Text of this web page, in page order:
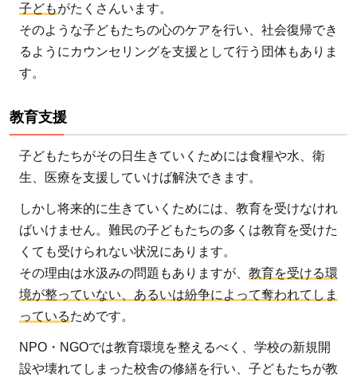
子どもがたくさんいます。
そのような子どもたちの心のケアを行い、社会復帰でき
るようにカウンセリングを支援として行う団体もありま
す。
教育支援
子どもたちがその日生きていくためには食糧や水、衛
生、医療を支援していけば解決できます。
しかし将来的に生きていくためには、教育を受けなけれ
ばいけません。難民の子どもたちの多くは教育を受けた
くても受けられない状況にあります。
その理由は水汲みの問題もありますが、 教育を受ける環
境が整っていない、あるいは紛争によって奪われてしま
っているためです。
NPO・NGOでは教育環境を整えるべく、学校の新規開
設や壊れてしまった校舎の修繕を行い、子どもたちが教